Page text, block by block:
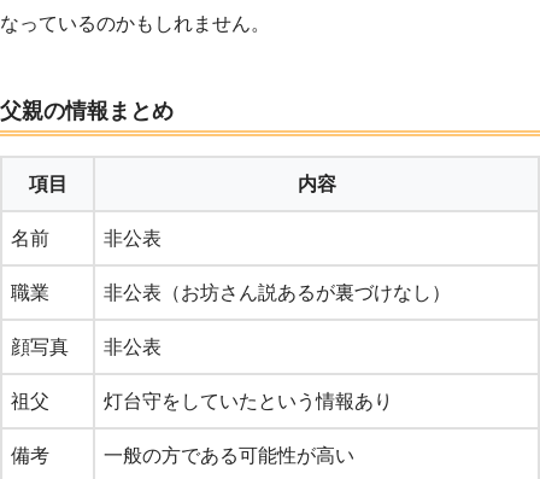
なっているのかもしれません。
父親の情報まとめ
項目 内容
名前 非公表
職業 非公表（お坊さん説あるが裏づけなし）
顔写真 非公表
祖父 灯台守をしていたという情報あり
備考 一般の方である可能性が高い